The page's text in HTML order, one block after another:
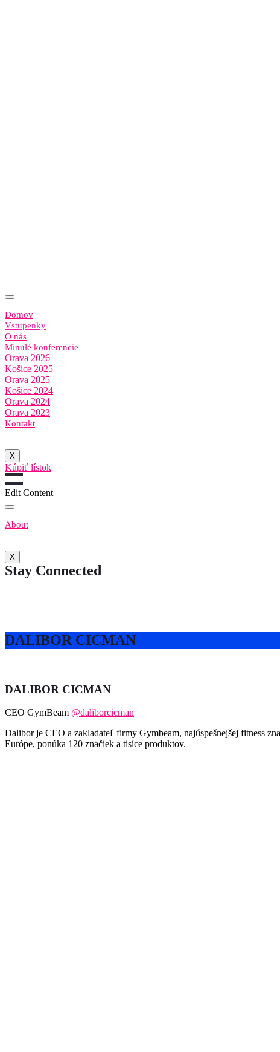
Domov
Vstupenky
O nás
Minulé konferencie
Orava 2026
Košice 2025
Orava 2025
Košice 2024
Orava 2024
Orava 2023
Kontakt
X
Kúpiť lístok
Edit Content
About
X
Stay Connected
DALIBOR CICMAN
DALIBOR CICMAN
CEO GymBeam @daliborcicman
Dalibor je CEO a zakladateľ firmy Gymbeam, najúspešnejšej fitness
Európe, ponúka 120 značiek a tisíce produktov.